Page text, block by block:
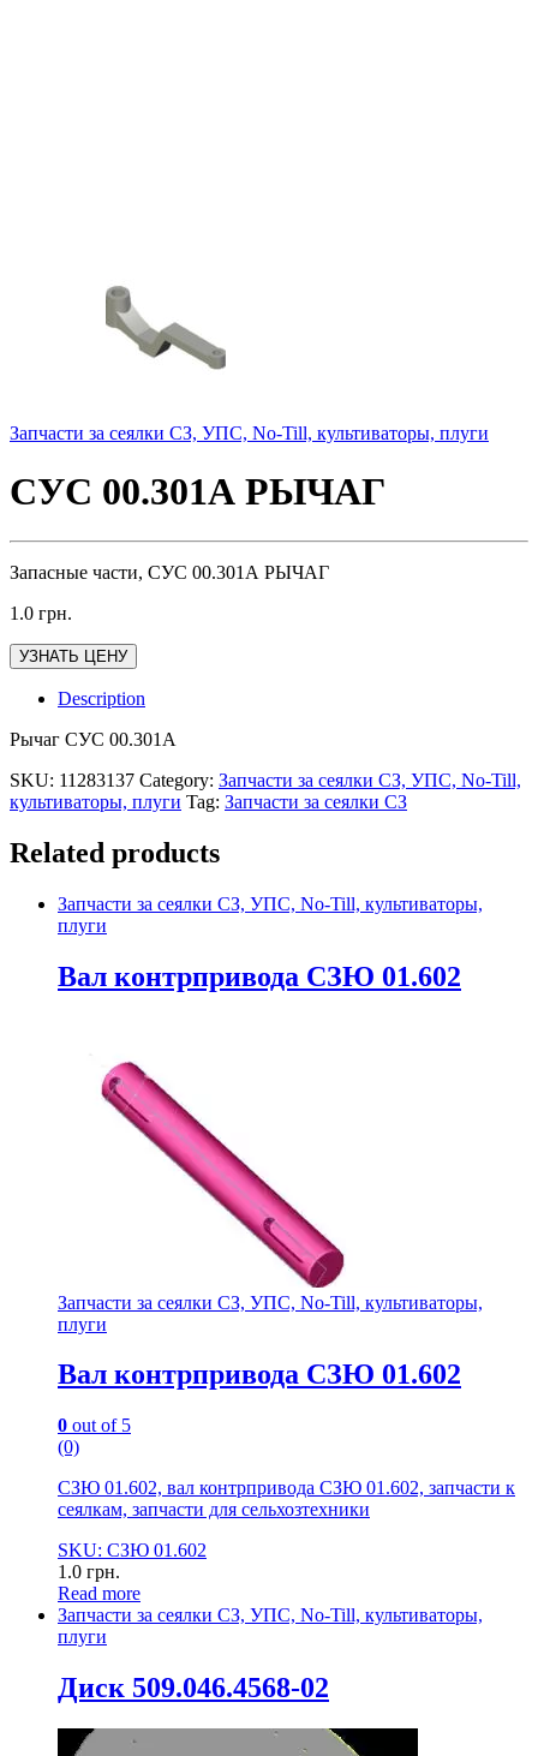
Запчасти за сеялки СЗ, УПС, No-Till, культиваторы, плуги
СУС 00.301А РЫЧАГ
Запасные части, СУС 00.301А РЫЧАГ
1.0 грн.
УЗНАТЬ ЦЕНУ
Description
Рычаг СУС 00.301А
SKU: 11283137 Category: Запчасти за сеялки СЗ, УПС, No-Till,
культиваторы, плуги Tag: Запчасти за сеялки СЗ
Related products
Запчасти за сеялки СЗ, УПС, No-Till, культиваторы,
плуги
Вал контрпривода СЗЮ 01.602
Запчасти за сеялки СЗ, УПС, No-Till, культиваторы,
плуги
Вал контрпривода СЗЮ 01.602
0 out of 5
(0)
СЗЮ 01.602, вал контрпривода СЗЮ 01.602, запчасти к
сеялкам, запчасти для сельхозтехники
SKU: СЗЮ 01.602
1.0 грн.
Read more
Запчасти за сеялки СЗ, УПС, No-Till, культиваторы,
плуги
Диск 509.046.4568-02